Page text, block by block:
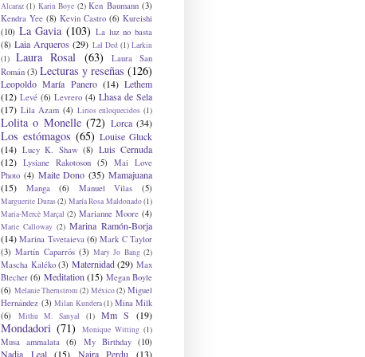
Alcaraz (1) Karin Boye (2) Ken Baumann (3)
Kendra Yee (8) Kevin Castro (6) Kureishi
(10) La Gavia (103) La luz no basta
(8) Laia Arqueros (29) Lal Ded (1) Larkin
(1)
Laura Rosal (63)
Laura San
Román (3) Lecturas y reseñas (126)
Leopoldo María Panero (14) Lethem
(12) Levé (6) Levrero (4) Lhasa de Sela
(17) Lila Azam (4) Lirios enloquecidos (1)
Lolita o Monelle (72) Lorca (34)
Los estómagos (65) Louise Gluck
(14) Lucy K. Shaw (8) Luis Cernuda
(12) Lysiane Rakotoson (5)
Mai Love
Photo (4) Maite Dono (35) Mamajuana
(15)
Manga (6) Manuel Vilas (5)
Marguerite Duras(2) María Rosa Maldonado(1)
Maria-Mercè Marçal (2) Marianne Moore (4)
Marie Calloway (2) Marina Ramón-Borja
(14) Marina Tsvetaieva (6) Mark C Taylor
(3) Martín Caparrós (3) Mary Jo Bang (2)
Mascha Kaléko (3) Maternidad (29) Max
Blecher (6) Meditation (15) Megan Boyle
(6) Melanie Thernstrom (2) México (2) Miguel
Hernández (3) Milan Kundera(1) Mina Milk
(6)
Mithu M. Sanyal (1) Mm S (19)
Mondadori (71) Monique Witting (1)
Musa ammalata (6) My Birthday (10)
Nadia Leal (15) Naira Perdu (13)